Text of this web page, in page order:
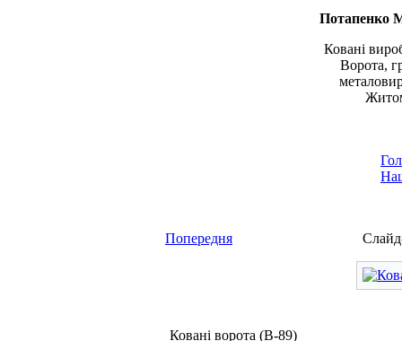
Потапенко
Ковані
Ворота,
Попередня
Ковані ворота (В-89)